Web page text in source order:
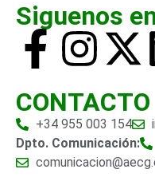
Siguenos
CONTACTO
+34 955 003 154
Dpto. Comunicación: